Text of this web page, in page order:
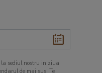
sediul nostru in ziua
de mai sus. Te